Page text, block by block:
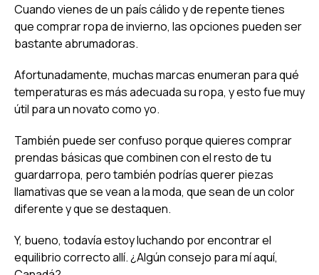
Cuando vienes de un país cálido y de repente tienes
que comprar ropa de invierno, las opciones pueden ser
bastante abrumadoras.
Afortunadamente, muchas marcas enumeran para qué
temperaturas es más adecuada su ropa, y esto fue muy
útil para un novato como yo.
También puede ser confuso porque quieres comprar
prendas básicas que combinen con el resto de tu
guardarropa, pero también podrías querer piezas
llamativas que se vean a la moda, que sean de un color
diferente y que se destaquen.
Y, bueno, todavía estoy luchando por encontrar el
equilibrio correcto allí. ¿Algún consejo para mí aquí,